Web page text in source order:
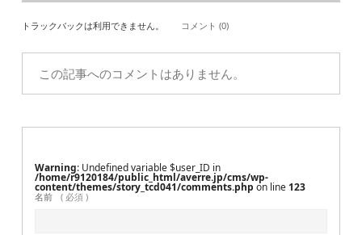
トラックバックは利用できません。 コメント (0)
この記事へのコメントはありません。
Warning : Undefined variable $user_ID in
/home/r9120184/public_html/averre.jp/cms/wp-
content/themes/story_tcd041/comments.php on line 123
名前 ( 必須 )